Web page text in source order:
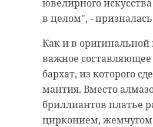
ювелирного
в целом", -
Как и в оригинальной
важное
бархат, из которого
мантия. Вместо
бриллиантов платье
цирконием,